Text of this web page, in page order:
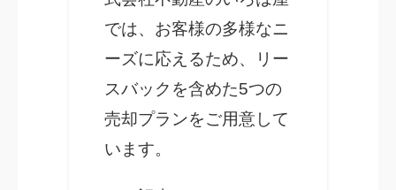
では、お客様の多様なニ
ーズに応えるため、リー
スバックを含めた5つの
売却プランをご用意して
います。